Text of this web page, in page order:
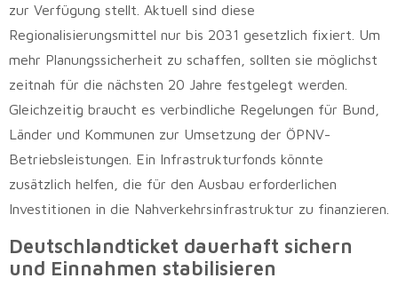
zur Verfügung stellt. Aktuell sind diese
Regionalisierungsmittel nur bis 2031 gesetzlich fixiert. Um
mehr Planungssicherheit zu schaffen, sollten sie möglichst
zeitnah für die nächsten 20 Jahre festgelegt werden.
Gleichzeitig braucht es verbindliche Regelungen für Bund,
Länder und Kommunen zur Umsetzung der ÖPNV-
Betriebsleistungen. Ein Infrastrukturfonds könnte
zusätzlich helfen, die für den Ausbau erforderlichen
Investitionen in die Nahverkehrsinfrastruktur zu finanzieren.
Deutschlandticket dauerhaft sichern
und Einnahmen stabilisieren